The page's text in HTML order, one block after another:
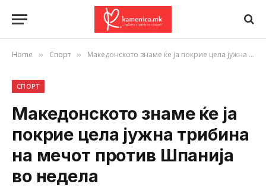
Home » Спорт » Македонското знаме ќе ја покрие цела јужна трибина на мечот против Шпанија во недела
СПОРТ
Македонското знаме ќе ја
покрие цела јужна трибина
на мечот против Шпанија
во недела